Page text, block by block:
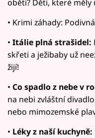
oběti? Děti, které
• Krimi záhady:
• Itálie plná strašidel:
skřeti a ježibaby už
žijí!
• Co spadlo z nebe v
na nebi zvláštní
nebo mimozemské
• Léky z naší kuchyně: